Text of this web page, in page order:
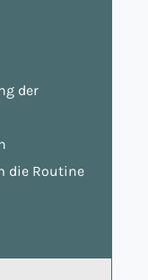
der
die Routine